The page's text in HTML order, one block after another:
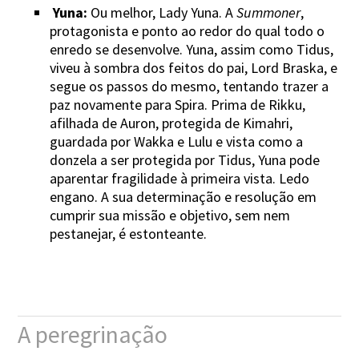
Yuna: Ou melhor, Lady Yuna. ASummoner,
protagonista e ponto ao redor do qual todo o
enredo se desenvolve. Yuna, assim como Tidus,
viveu à sombra dos feitos do pai, Lord Braska, e
segue os passos do mesmo, tentando trazer a
paz novamente para Spira. Prima de Rikku,
afilhada de Auron, protegida de Kimahri,
guardada por Wakka e Lulu e vista como a
donzela a ser protegida por Tidus, Yuna pode
aparentar fragilidade à primeira vista. Ledo
engano. A sua determinação e resolução em
cumprir sua missão e objetivo, sem nem
pestanejar, é estonteante.
A peregrinação